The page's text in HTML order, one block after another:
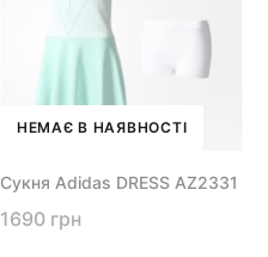
НЕМАЄ В НАЯВНОСТІ
Сукня Adidas DRESS AZ2331
1690 грн